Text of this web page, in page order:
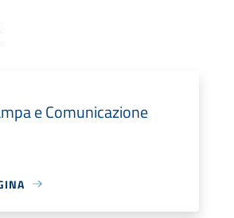
e Comunicazione